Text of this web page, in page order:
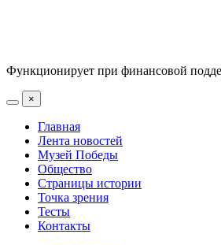
Функционирует при финансовой
×
Главная
Лента новостей
Музей Победы
Общество
Страницы истории
Точка зрения
Тесты
Контакты